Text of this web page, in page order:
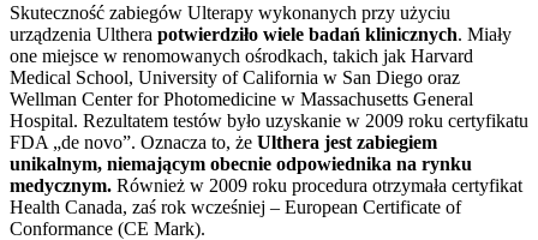
Skuteczność zabiegów Ulterapy wykonanych przy użyciu
urządzenia Ulthera potwierdziło wiele badań klinicznych. Miały
one miejsce w renomowanych ośrodkach, takich jak Harvard
Medical School, University of California w San Diego oraz
Wellman Center for Photomedicine w Massachusetts General
Hospital. Rezultatem testów było uzyskanie w 2009 roku certyfikatu
FDA „de novo”. Oznacza to, że Ulthera jest zabiegiem
unikalnym, niemającym obecnie odpowiednika na rynku
medycznym. Również w 2009 roku procedura otrzymała certyfikat
Health Canada, zaś rok wcześniej – European Certificate of
Conformance (CE Mark).